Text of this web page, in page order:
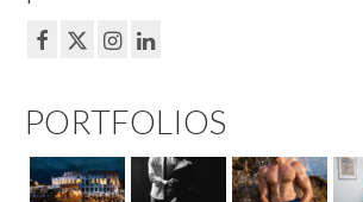
PORTFOLIOS